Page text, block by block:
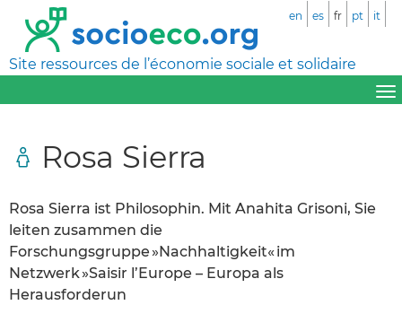
Site ressources de l’économie sociale et solidaire
en es fr pt it
Rosa Sierra
Rosa Sierra ist Philosophin. Mit Anahita Grisoni, Sie
leiten zusammen die
Forschungsgruppe »Nachhaltigkeit« im
Netzwerk »Saisir l’Europe – Europa als
Herausforderun